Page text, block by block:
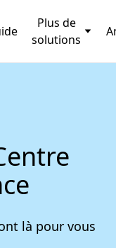
Plus de
solutions
là pour vous